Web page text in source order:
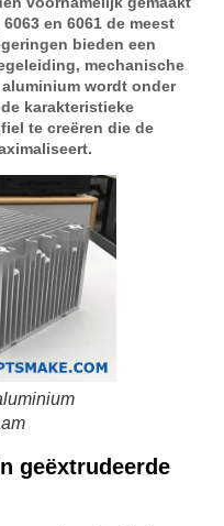
en 6061 de meest
bieden een
mechanische
wordt onder
karakteristieke
te creëren die de
geëxtrudeerde